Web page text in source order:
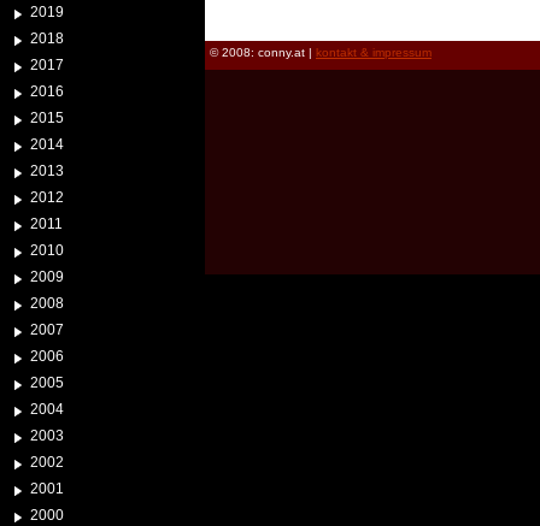
2019
2018
2017
2016
2015
2014
2013
2012
2011
2010
2009
2008
2007
2006
2005
2004
2003
2002
2001
2000
© 2008: conny.at | kontakt & impressum